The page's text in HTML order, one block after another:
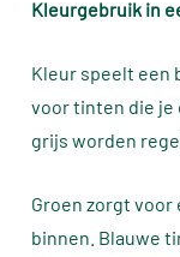
Kleurgebruik in
Kleur speelt een
voor tinten die je
grijs worden
Groen zorgt
binnen. Blauwe